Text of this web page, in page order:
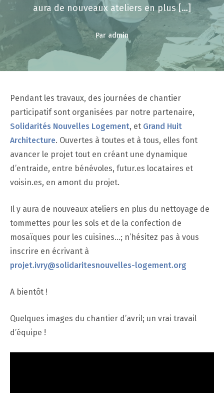
aura de nouveaux ateliers en plus […]
Par admin
Pendant les travaux, des journées de chantier
participatif sont organisées par notre partenaire,
Solidarités Nouvelles Logement, et Grand Huit
Architecture. Ouvertes à toutes et à tous, elles font
avancer le projet tout en créant une dynamique
d’entraide, entre bénévoles, futur.es locataires et
voisin.es, en amont du projet.
Il y aura de nouveaux ateliers en plus du nettoyage de
tommettes pour les sols et de la confection de
mosaïques pour les cuisines…; n’hésitez pas à vous
inscrire en écrivant à
projet.ivry@solidaritesnouvelles-logement.org
A bientôt !
Quelques images du chantier d’avril; un vrai travail
d’équipe !